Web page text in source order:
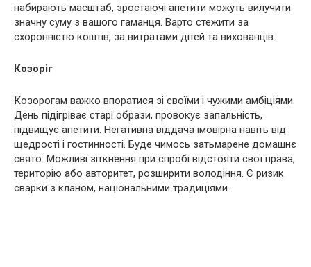
набирають масштаб, зростаючі апетити можуть вилучити
значну суму з вашого гаманця. Варто стежити за
схоронністю коштів, за витратами дітей та вихованців.
Козоріг
Козорогам важко впоратися зі своїми і чужими амбіціями.
День підігріває старі образи, провокує запальність,
підвищує апетити. Негативна віддача імовірна навіть від
щедрості і гостинності. Буде чимось затьмарене домашнє
свято. Можливі зіткнення при спробі відстояти свої права,
територію або авторитет, розширити володіння. Є ризик
сварки з кланом, національними традиціями.